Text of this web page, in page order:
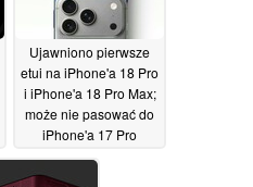
Ujawniono pierwsze
etui na iPhone'a 18 Pro
i iPhone'a 18 Pro Max;
może nie pasować do
iPhone'a 17 Pro
18/05/2026